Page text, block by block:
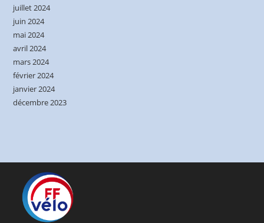
juillet 2024
juin 2024
mai 2024
avril 2024
mars 2024
février 2024
janvier 2024
décembre 2023